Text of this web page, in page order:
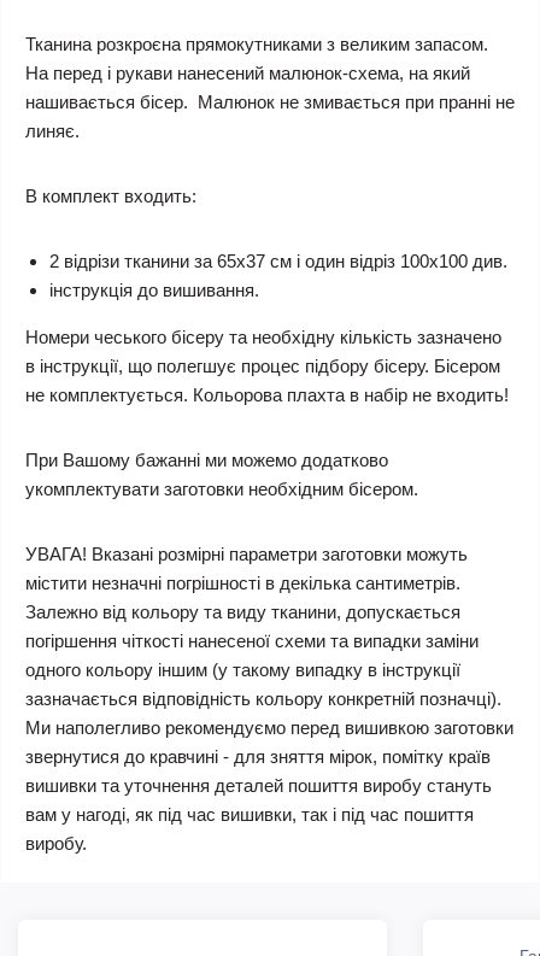
Тканина розкроєна прямокутниками з великим запасом.
На перед і рукави нанесений малюнок-схема, на який
нашивається бісер. Малюнок не змивається при пранні не
линяє.
В комплект входить:
2 відрізи тканини за 65х37 см і один відріз 100х100 див.
інструкція до вишивання.
Номери чеського бісеру та необхідну кількість зазначено
в інструкції, що полегшує процес підбору бісеру. Бісером
не комплектується. Кольорова плахта в набір не входить!
При Вашому бажанні ми можемо додатково
укомплектувати заготовки необхідним бісером.
УВАГА! Вказані розмірні параметри заготовки можуть
містити незначні погрішності в декілька сантиметрів.
Залежно від кольору та виду тканини, допускається
погіршення чіткості нанесеної схеми та випадки заміни
одного кольору іншим (у такому випадку в інструкції
зазначається відповідність кольору конкретній позначці).
Ми наполегливо рекомендуємо перед вишивкою заготовки
звернутися до кравчині - для зняття мірок, помітку країв
вишивки та уточнення деталей пошиття виробу стануть
вам у нагоді, як під час вишивки, так і під час пошиття
виробу.